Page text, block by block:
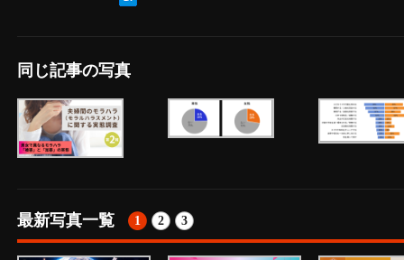
同じ記事の写真
最新写真一覧 1 2 3